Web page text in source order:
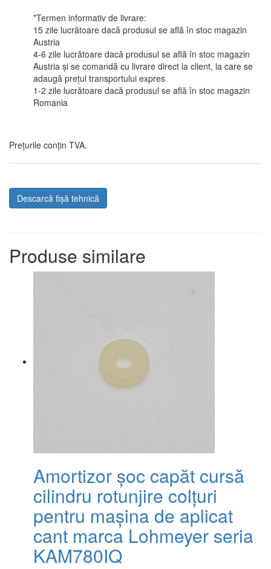
*Termen informativ de livrare:
15 zile lucrătoare dacă produsul se află în stoc magazin
Austria
4-6 zile lucrătoare dacă produsul se află în stoc magazin
Austria și se comandă cu livrare direct la client, la care se
adaugă prețul transportului expres
1-2 zile lucrătoare dacă produsul se află în stoc magazin
Romania
Prețurile conțin TVA.
Descarcă fișă tehnică
Produse similare
Amortizor șoc capăt cursă
cilindru rotunjire colțuri
pentru mașina de aplicat
cant marca Lohmeyer seria
KAM780IQ